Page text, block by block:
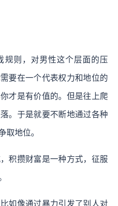
规则，对男性这个层面的压
要在一个代表权力和地位的
才是有价值的。但是往上爬
。于是就要不断地通过各种
取地位。
积攒财富是一种方式，征服
如像通过暴力引发了别人对